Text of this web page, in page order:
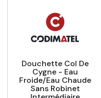
Douchette Col De
Cygne - Eau
Froide/eau Chaude
Sans Robinet